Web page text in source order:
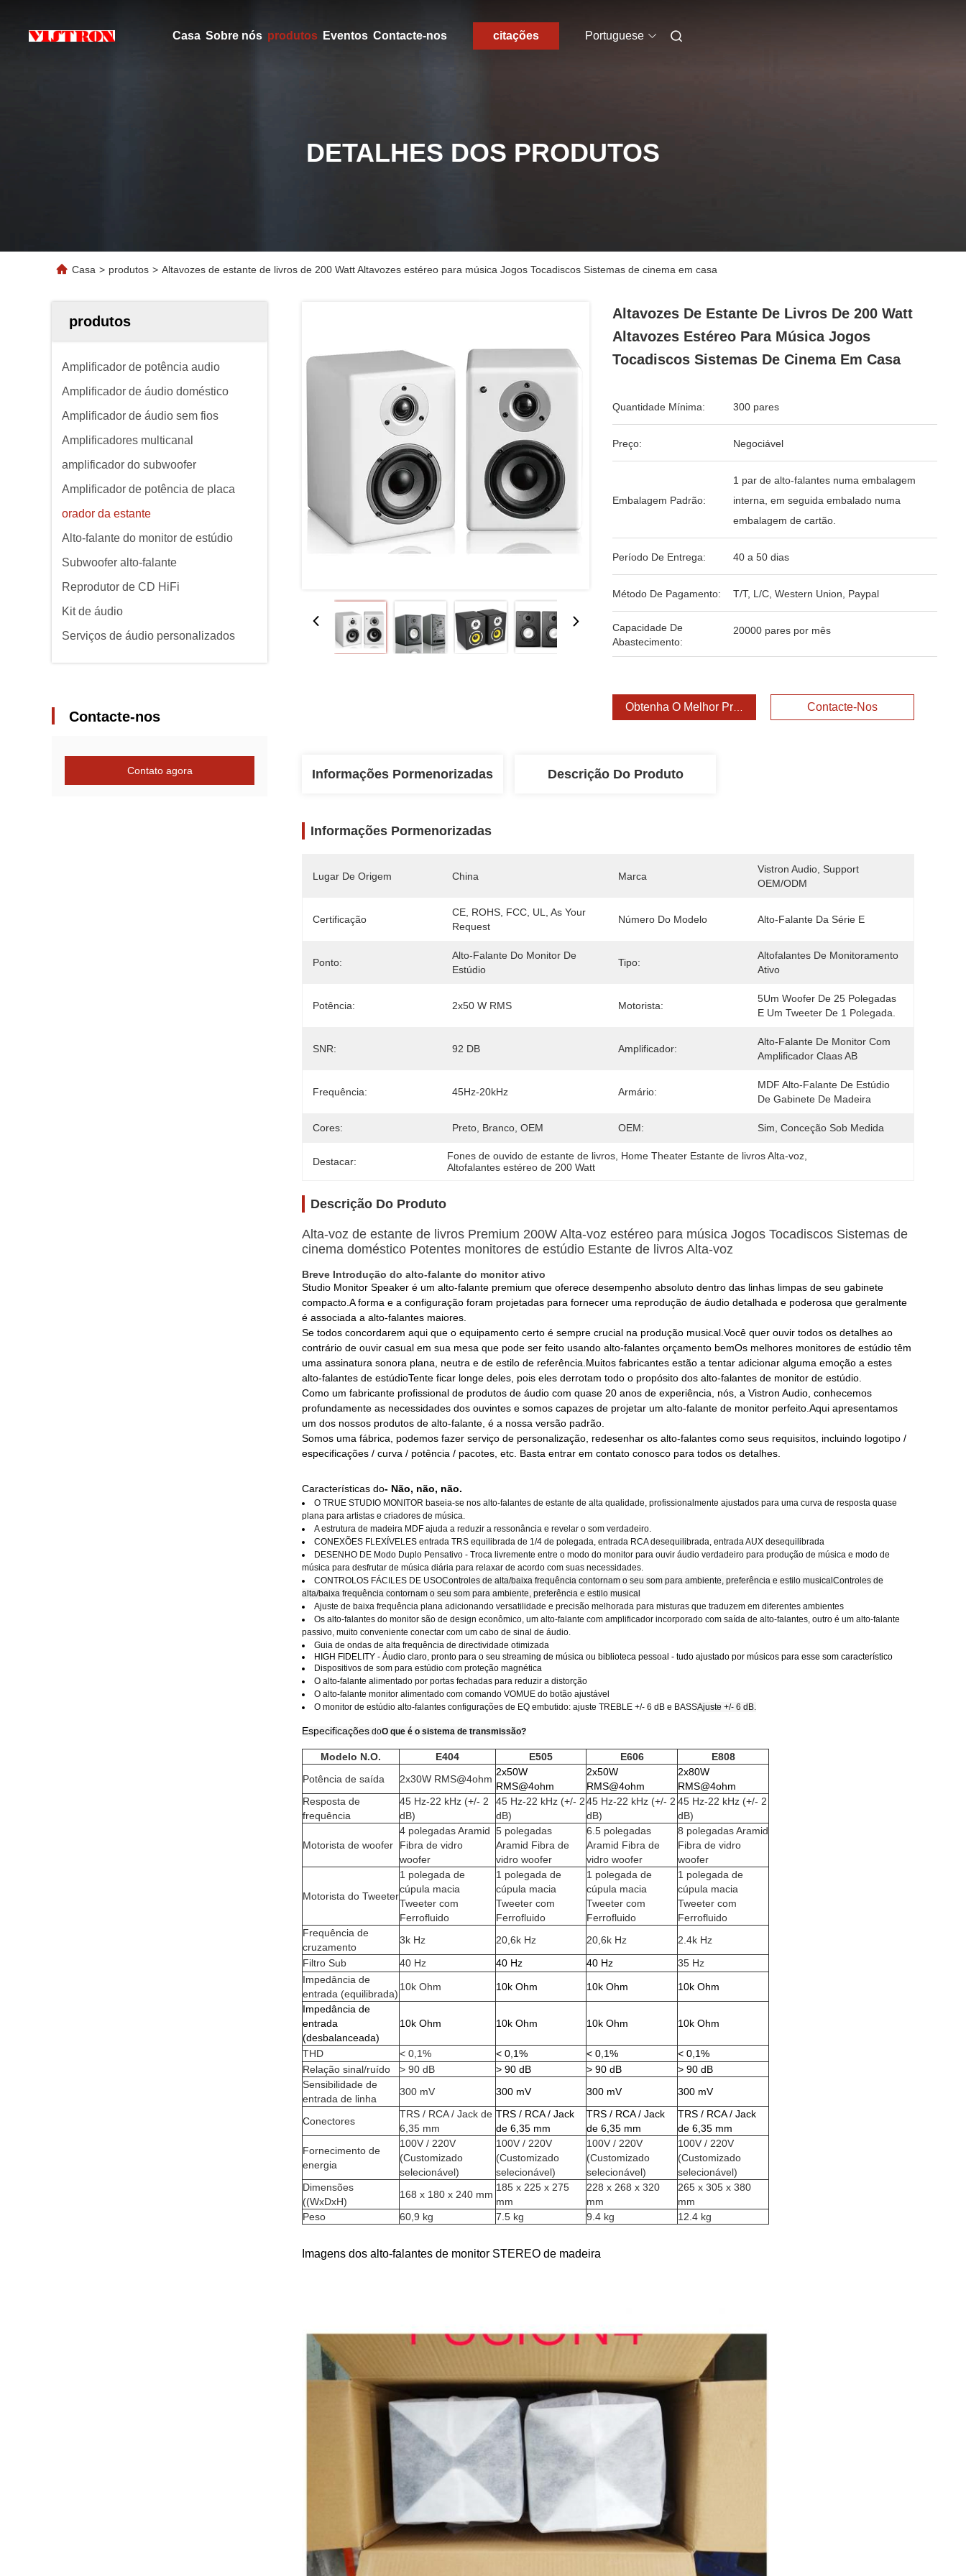
Casa Sobre nós produtos Eventos Contacte-nos citações Portuguese
DETALHES DOS PRODUTOS
Casa > produtos > Altavozes de estante de livros de 200 Watt Altavozes estéreo para música Jogos Tocadiscos Sistemas de cinema em casa
produtos
Amplificador de potência audio
Amplificador de áudio doméstico
Amplificador de áudio sem fios
Amplificadores multicanal
amplificador do subwoofer
Amplificador de potência de placa
orador da estante
Alto-falante do monitor de estúdio
Subwoofer alto-falante
Reprodutor de CD HiFi
Kit de áudio
Serviços de áudio personalizados
Contacte-nos
Contato agora
Altavozes De Estante De Livros De 200 Watt
Altavozes Estéreo Para Música Jogos
Tocadiscos Sistemas De Cinema Em Casa
Quantidade Mínima: 300 pares
Preço: Negociável
Embalagem Padrão:
1 par de alto-falantes numa embalagem
interna, em seguida embalado numa
embalagem de cartão.
Período De Entrega: 40 a 50 dias
Método De Pagamento: T/T, L/C, Western Union, Paypal
Capacidade De
Abastecimento:
20000 pares por mês
Obtenha O Melhor Preço Contacte-Nos
Informações Pormenorizadas Descrição Do Produto
Informações Pormenorizadas
Lugar De Origem China Marca
Vistron Audio, Support
OEM/ODM
Certificação
CE, ROHS, FCC, UL, As Your
Request
Número Do Modelo Alto-Falante Da Série E
Ponto:
Alto-Falante Do Monitor De
Estúdio
Tipo:
Altofalantes De Monitoramento
Ativo
Potência: 2x50 W RMS Motorista:
5Um Woofer De 25 Polegadas
E Um Tweeter De 1 Polegada.
SNR: 92 DB Amplificador:
Alto-Falante De Monitor Com
Amplificador Claas AB
Frequência: 45Hz-20kHz Armário:
MDF Alto-Falante De Estúdio
De Gabinete De Madeira
Cores: Preto, Branco, OEM OEM: Sim, Conceção Sob Medida
Destacar: Fones de ouvido de estante de livros Home Theater Estante de livros Alta-voz
Altofalantes estéreo de 200 Watt
Descrição Do Produto
Alta-voz de estante de livros Premium 200W Alta-voz estéreo para música Jogos Tocadiscos Sistemas de
cinema doméstico Potentes monitores de estúdio Estante de livros Alta-voz
Breve Introdução do alto-falante do monitor ativo
Studio Monitor Speaker é um alto-falante premium que oferece desempenho absoluto dentro das linhas limpas de seu gabinete
compacto.A forma e a configuração foram projetadas para fornecer uma reprodução de áudio detalhada e poderosa que geralmente
é associada a alto-falantes maiores.
Se todos concordarem aqui que o equipamento certo é sempre crucial na produção musical.Você quer ouvir todos os detalhes ao
contrário de ouvir casual em sua mesa que pode ser feito usando alto-falantes orçamento bemOs melhores monitores de estúdio têm
uma assinatura sonora plana, neutra e de estilo de referência.Muitos fabricantes estão a tentar adicionar alguma emoção a estes
alto-falantes de estúdioTente ficar longe deles, pois eles derrotam todo o propósito dos alto-falantes de monitor de estúdio.
Como um fabricante profissional de produtos de áudio com quase 20 anos de experiência, nós, a Vistron Audio, conhecemos
profundamente as necessidades dos ouvintes e somos capazes de projetar um alto-falante de monitor perfeito.Aqui apresentamos
um dos nossos produtos de alto-falante, é a nossa versão padrão.
Somos uma fábrica, podemos fazer serviço de personalização, redesenhar os alto-falantes como seus requisitos, incluindo logotipo /
especificações / curva / potência / pacotes, etc. Basta entrar em contato conosco para todos os detalhes.
Características do- Não, não, não.
O TRUE STUDIO MONITOR baseia-se nos alto-falantes de estante de alta qualidade, profissionalmente ajustados para uma curva de resposta quase
plana para artistas e criadores de música.
A estrutura de madeira MDF ajuda a reduzir a ressonância e revelar o som verdadeiro.
CONEXÕES FLEXÍVELES entrada TRS equilibrada de 1/4 de polegada, entrada RCA desequilibrada, entrada AUX desequilibrada
DESENHO DE Modo Duplo Pensativo - Troca livremente entre o modo do monitor para ouvir áudio verdadeiro para produção de música e modo de
música para desfrutar de música diária para relaxar de acordo com suas necessidades.
CONTROLOS FÁCILES DE USOControles de alta/baixa frequência contornam o seu som para ambiente, preferência e estilo musical Controles de
alta/baixa frequência contornam o seu som para ambiente, preferência e estilo musical
Ajuste de baixa frequência plana adicionando versatilidade e precisão melhorada para misturas que traduzem em diferentes ambientes
Os alto-falantes do monitor são de design econômico, um alto-falante com amplificador incorporado com saída de alto-falantes, outro é um alto-falante
passivo, muito conveniente conectar com um cabo de sinal de áudio.
Guia de ondas de alta frequência de directividade otimizada
HIGH FIDELITY - Áudio claro, pronto para o seu streaming de música ou biblioteca pessoal - tudo ajustado por músicos para esse som característico
Dispositivos de som para estúdio com proteção magnética
O alto-falante alimentado por portas fechadas para reduzir a distorção
O alto-falante monitor alimentado com comando VOMUE do botão ajustável
O monitor de estúdio alto-falantes configurações de EQ embutido: ajuste TREBLE +/- 6 dB e BASSAjuste +/- 6 dB.
Especificações doO que é o sistema de transmissão?
Modelo N.O. E404 E505 E606
E808
Potência de saída
2x30W RMS@4ohm
2x50W
RMS@4ohm
2x50W
RMS@4ohm
2x80W
RMS@4ohm
Resposta de
frequência
45 Hz-22 kHz (+/- 2
dB)
45 Hz-22 kHz (+/- 2
dB)
45 Hz-22 kHz (+/- 2
dB)
45 Hz-22 kHz (+/- 2
dB)
Motorista de woofer
4 polegadas Aramid
Fibra de vidro
woofer
5 polegadas
Aramid Fibra de
vidro woofer
6.5 polegadas
Aramid Fibra de
vidro woofer
8 polegadas Aramid
Fibra de vidro
woofer
Motorista do Tweeter
1 polegada de
cúpula macia
Tweeter com
Ferrofluido
1 polegada de
cúpula macia
Tweeter com
Ferrofluido
1 polegada de
cúpula macia
Tweeter com
Ferrofluido
1 polegada de
cúpula macia
Tweeter com
Ferrofluido
Frequência de
cruzamento
3k Hz 20,6k Hz 20,6k Hz
2.4k Hz
Filtro Sub
40 Hz 40 Hz 40 Hz
35 Hz
Impedância de
entrada (equilibrada)
10k Ohm 10k Ohm 10k Ohm
10k Ohm
Impedância de
entrada
(desbalanceada)
10k Ohm 10k Ohm 10k Ohm 10k Ohm
THD < 0,1% < 0,1% < 0,1%
< 0,1%
Relação sinal/ruído
> 90 dB > 90 dB > 90 dB
> 90 dB
Sensibilidade de
entrada de linha
300 mV 300 mV 300 mV 300 mV
Conectores
TRS / RCA / Jack de
6,35 mm
TRS / RCA / Jack
de 6,35 mm
TRS / RCA / Jack
de 6,35 mm
TRS / RCA / Jack
de 6,35 mm
Fornecimento de
energia
100V / 220V
(Customizado
selecionável)
100V / 220V
(Customizado
selecionável)
100V / 220V
(Customizado
selecionável)
100V / 220V
(Customizado
selecionável)
Dimensões
((WxDxH)
168 x 180 x 240 mm
185 x 225 x 275
mm
228 x 268 x 320
mm
265 x 305 x 380
mm
Peso
60,9 kg 7.5 kg 9.4 kg 12.4 kg
Imagens dos alto-falantes de monitor STEREO de madeira